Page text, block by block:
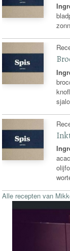
Alle recepten van